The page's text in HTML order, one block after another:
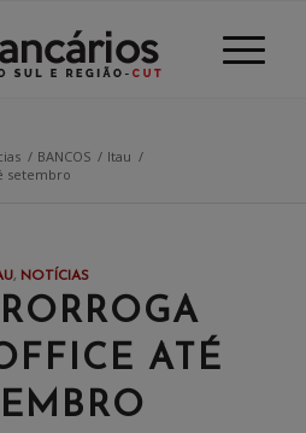
/ BANCOS / Itau /
setembro
, NOTÍCIAS
ATÉ